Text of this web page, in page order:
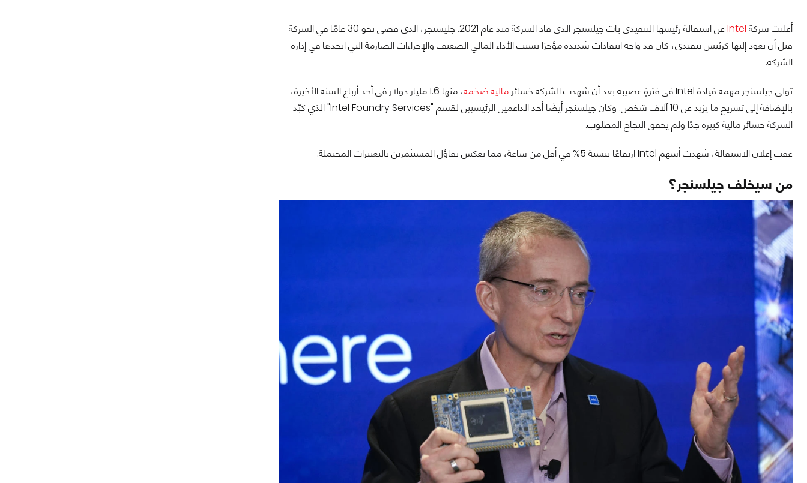
أعلنت شركة Intel
عن استقالة رئيسها التنفيذي بات جيلسنجر الذي قاد الشركة منذ عام 2021. جليسنجر، الذي قضى نحو 30 عامًا في الشركة
قبل أن يعود إليها كرئيس تنفيذي، كان قد واجه انتقادات شديدة مؤخرًا بسبب الأداء المالي الضعيف والإجراءات الصارمة التي اتخذها في إدارة
الشركة.
تولى جيلسنجر مهمة قيادة Intel في فترةٍ عصيبة بعد أن شهدت الشركة خسائر مالية ضخمة
، منها 1.6 مليار دولار في أحد أرباع السنة الأخيرة،
بالإضافة إلى تسريح ما يزيد عن 10 آلاف شخص. وكان جيلسنجر أيضًا أحد الداعمين الرئيسيين لقسم "Intel Foundry Services" الذي كبّد
الشركة خسائر مالية كبيرة جدًا ولم يحقق النجاح المطلوب.
عقب إعلان الاستقالة، شهدت أسهم Intel ارتفاعًا بنسبة 5% في أقل من ساعة، مما يعكس تفاؤل المستثمرين بالتغييرات المحتملة.
من سيخلف جيلسنجر؟